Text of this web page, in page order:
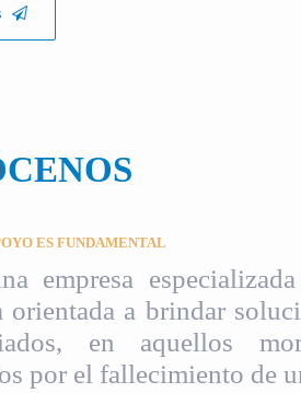
ES FUNDAMENTAL
empresa
orientada a brindar
en aquellos
por el fallecimiento de